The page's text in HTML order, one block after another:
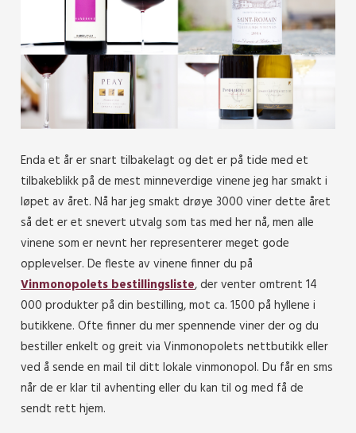
Search
Enda et år er snart tilbakelagt og det er på tide med et
tilbakeblikk på de mest minneverdige vinene jeg har smakt i
løpet av året. Nå har jeg smakt drøye 3000 viner dette året
så det er et snevert utvalg som tas med her nå, men alle
vinene som er nevnt her representerer meget gode
opplevelser. De fleste av vinene finner du på
Vinmonopolets bestillingsliste, der venter omtrent 14
000 produkter på din bestilling, mot ca. 1500 på hyllene i
butikkene. Ofte finner du mer spennende viner der og du
bestiller enkelt og greit via Vinmonopolets nettbutikk eller
ved å sende en mail til ditt lokale vinmonopol. Du får en sms
når de er klar til avhenting eller du kan til og med få de
sendt rett hjem.